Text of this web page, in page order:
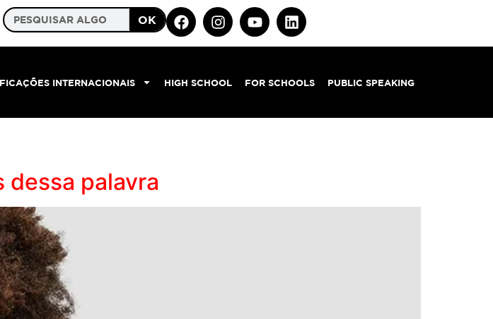
OK
INTERNACIONAIS HIGH SCHOOL FOR SCHOOLS PUBLIC SPEAKING
dessa palavra